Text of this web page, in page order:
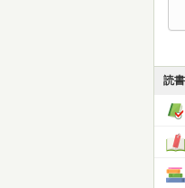
読